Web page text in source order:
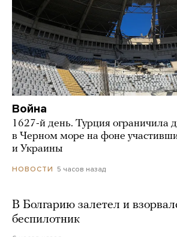
Война
1627-й день. Турция ограничила
в Черном море на фоне
и Украины
НОВОСТИ 5 часов назад
В Болгарию залетел и
беспилотник